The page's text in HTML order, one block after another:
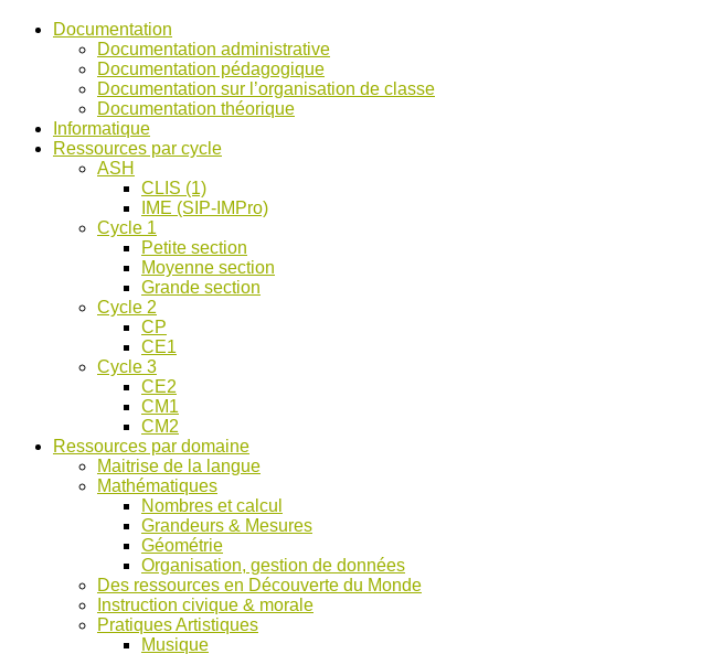
Bancs
d’Ecole
pour
discussions
Documentation
Documentation administrative
Documentation pédagogique
Documentation sur l’organisation de classe
Documentation théorique
Informatique
Ressources par cycle
ASH
CLIS (1)
IME (SIP-IMPro)
Cycle 1
Petite section
Moyenne section
Grande section
Cycle 2
CP
CE1
Cycle 3
CE2
CM1
CM2
Ressources par domaine
Maitrise de la langue
Mathématiques
Nombres et calcul
Grandeurs & Mesures
Géométrie
Organisation, gestion de données
Des ressources en Découverte du Monde
Instruction civique & morale
Pratiques Artistiques
Musique